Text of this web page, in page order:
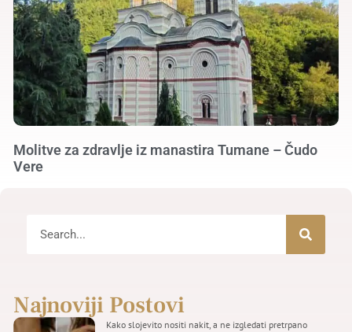
Molitve za zdravlje iz manastira Tumane – Čudo
Vere
Najnoviji Postovi
Kako slojevito nositi nakit, a ne izgledati pretrpano